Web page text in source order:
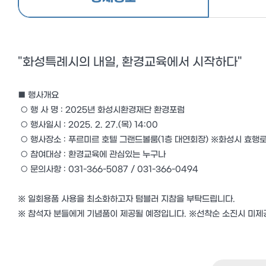
"화성특례시의 내일, 환경교육에서 시작하다"
■ 행사개요
○ 행 사 명 : 2025년 화성시환경재단 환경포럼
○ 행사일시 : 2025. 2. 27.(목) 14:00
○ 행사장소 : 푸르미르 호텔 그랜드볼룸(1층 대연회장) ※화성시 효행
○ 참여대상 : 환경교육에 관심있는 누구나
○ 문의사항 : 031-366-5087 / 031-366-0494
※ 일회용품 사용을 최소화하고자 텀블러 지참을 부탁드립니다.
※ 참석자 분들에게 기념품이 제공될 예정입니다. ※선착순 소진시 미제